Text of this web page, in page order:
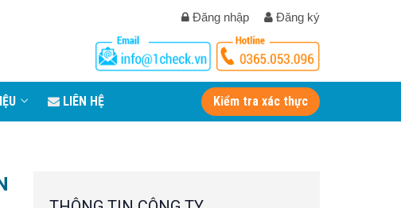
Đăng nhập Đăng ký
LIÊN HỆ Kiểm tra xác thực